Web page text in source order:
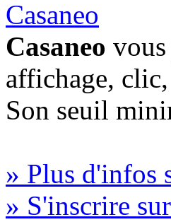
Casaneo
affichage,
Son seuil
» Plus d'infos
» S'inscrire